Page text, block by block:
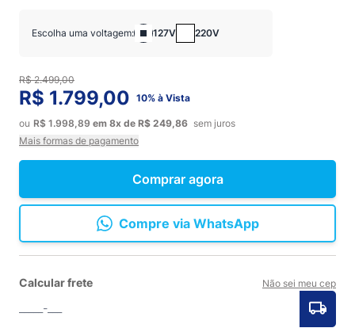
Comprar agora
Escolha uma voltagem: 127V 220V
R$ 1.799,00 10% à Vista
ou R$ 1.998,89 em 8x de R$ 249,86 sem juros
Mais formas de pagamento
Compre via WhatsApp
R$ 2.499,00
Calcular frete Não sei meu cep